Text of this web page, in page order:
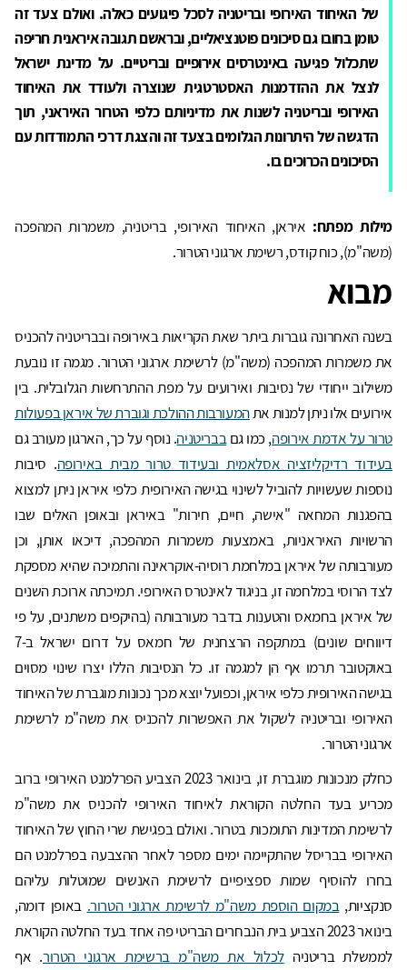
של האיחוד האירופי ובריטניה לסכל פיגועים כאלה. ואולם צעד זה
טומן בחובו גם סיכונים פוטנציאליים, ובראשם תגובה איראנית חריפה
שתכלול פגיעה באינטרסים אירופיים ובריטיים. על מדינת ישראל
לנצל את ההזדמנות האסטרטגית שנוצרה ולעודד את האיחוד
האירופי ובריטניה לשנות את מדיניותם כלפי הטרור האיראני, תוך
הדגשה של היתרונות הגלומים בצעד זה והצגת דרכי התמודדות עם
הסיכונים הכרוכים בו.
מילות מפתח: איראן, האיחוד האירופי, בריטניה, משמרות המהפכה
(משה"מ), כוח קודס, רשימת ארגוני הטרור.
מבוא
בשנה האחרונה גוברות ביתר שאת הקריאות באירופה ובבריטניה להכניס
את משמרות המהפכה (משה"מ) לרשימת ארגוני הטרור. מגמה זו נובעת
משילוב ייחודי של נסיבות ואירועים על מפת ההתרחשות הגלובלית. בין
אירועים אלו ניתן למנות אתהמעורבות ההולכת וגוברת של איראן בפעולות
טרור על אדמת אירופה, כמו גםבבריטניה. נוסף על כך, הארגון מעורב גם
בעידוד רדיקליזציה אסלאמית ובעידוד טרור מבית באירופה. סיבות
נוספות שעשויות להוביל לשינוי בגישה האירופית כלפי איראן ניתן למצוא
בהפגנות המחאה "אישה, חיים, חירות" באיראן ובאופן האלים שבו
הרשויות האיראניות, באמצעות משמרות המהפכה, דיכאו אותן, וכן
מעורבותה של איראן במלחמת רוסיה-אוקראינה והתמיכה שהיא מספקת
לצד הרוסי במלחמה זו, בניגוד לאינטרס האירופי. תמיכתה ארוכת השנים
של איראן בחמאס והטענות בדבר מעורבותה (בהיקפים משתנים, על פי
דיווחים שונים) במתקפה הרצחנית של חמאס על דרום ישראל ב-7
באוקטובר תרמו אף הן למגמה זו. כל הנסיבות הללו יצרו שינוי מסוים
בגישה האירופית כלפי איראן, וכפועל יוצא מכך נכונות מוגברת של האיחוד
האירופי ובריטניה לשקול את האפשרות להכניס את משה"מ לרשימת
ארגוני הטרור.
כחלק מנכונות מוגברת זו, בינואר 2023 הצביע הפרלמנט האירופי ברוב
מכריע בעד החלטה הקוראת לאיחוד האירופי להכניס את משה"מ
לרשימת המדינות התומכות בטרור. ואולם בפגישת שרי החוץ של האיחוד
האירופי בבריסל שהתקיימה ימים מספר לאחר ההצבעה בפרלמנט הם
בחרו להוסיף שמות ספציפיים לרשימת האנשים שמוטלות עליהם
סנקציות,במקום הוספת משה"מ לרשימת ארגוני הטרור. באופן דומה,
בינואר 2023 הצביע בית הנבחרים הבריטי פה אחד בעד החלטה הקוראת
לממשלת בריטניהלכלול את משה"מ ברשימת ארגוני הטרור. אף